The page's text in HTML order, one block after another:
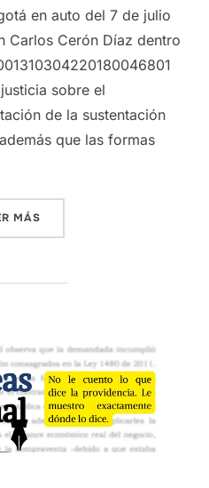
en auto del 7 de julio
Carlos Cerón Díaz dentro
sobre el
de la sustentación
que las formas
MÁS